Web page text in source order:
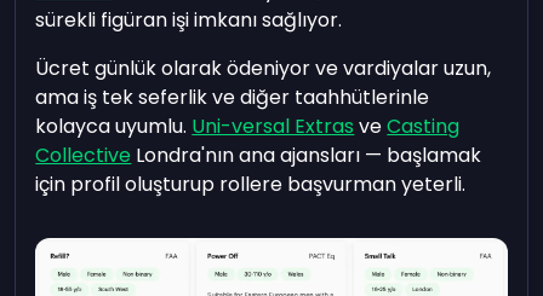
sürekli figüran işi imkanı sağlıyor.
Ücret günlük olarak ödeniyor ve vardiyalar uzun,
ama iş tek seferlik ve diğer taahhütlerinle
kolayca uyumlu. Uni-versal Extras veCasting
Collective Londra'nın ana ajansları — başlamak
için profil oluşturup rollere başvurman yeterli.